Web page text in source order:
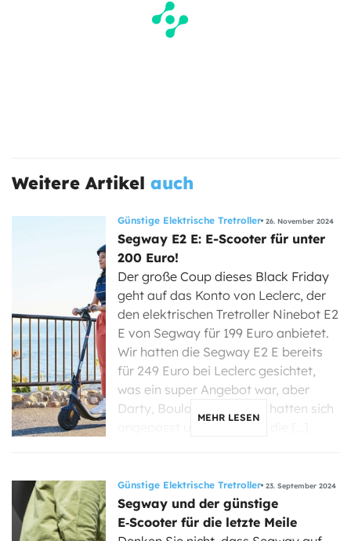
Weitere Artikel auch
Günstige Elektrische Tretroller 26. November 2024
Segway E2 E: E-Scooter für unter
200 Euro!
Der große Coup dieses Black Friday
geht auf das Konto von Leclerc, der
den elektrischen Tretroller Ninebot E2
E von Segway für 199 Euro anbietet.
Wir hatten die Segway E2 E bereits
für 249 Euro bei Leclerc gesichtet,
was ein super Angebot war, aber
Darty, Boulanger und Co. hatten sich
MEHR LESEN
Günstige Elektrische Tretroller 23. September 2024
Segway und der günstige
E‑Scooter für die letzte Meile